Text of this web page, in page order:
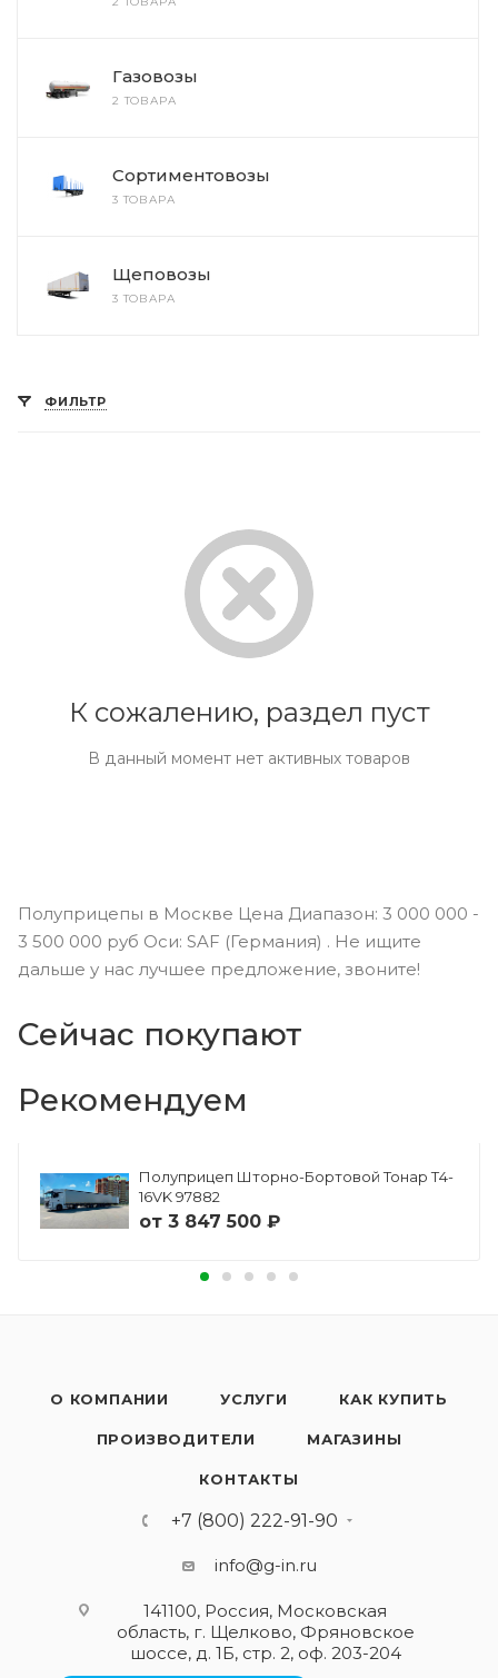
Газовозы
2 ТОВАРА
Сортиментовозы
3 ТОВАРА
Щеповозы
3 ТОВАРА
ФИЛЬТР
К сожалению, раздел пуст
В данный момент нет активных товаров
Полуприцепы в Москве Цена Диапазон: 3 000 000 -
3 500 000 руб Оси: SAF (Германия) . Не ищите
дальше у нас лучшее предложение, звоните!
Сейчас покупают
Рекомендуем
Полуприцеп Шторно-Бортовой Тонар Т4-
16VK 97882
от 3 847 500 ₽
О КОМПАНИИ УСЛУГИ КАК КУПИТЬ
ПРОИЗВОДИТЕЛИ МАГАЗИНЫ
КОНТАКТЫ
+7 (800) 222-91-90
info@g-in.ru
141100, Россия, Московская
область, г. Щелково, Фряновское
шоссе, д. 1Б, стр. 2, оф. 203-204